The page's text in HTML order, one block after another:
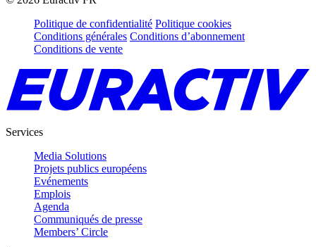
Politique de confidentialité Politique cookies
Conditions générales Conditions d’abonnement
Conditions de vente
Services
Media Solutions
Projets publics européens
Evénements
Emplois
Agenda
Communiqués de presse
Members’ Circle